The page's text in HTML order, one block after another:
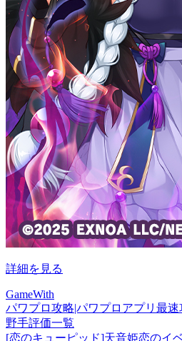
詳細を見る
GameWith
パワプロ攻略|パワプロアプリ最速
野手評価一覧
[恋のキューピッド]天音姫恋のイ